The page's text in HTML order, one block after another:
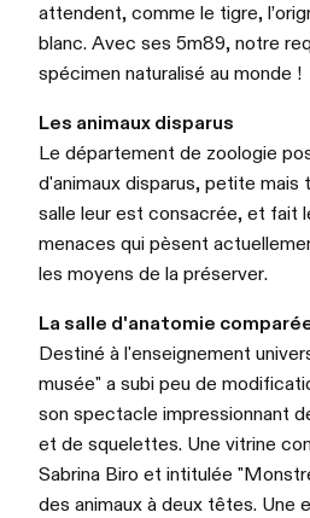
attendent, comme le tigre,
blanc. Avec ses 5m89, notre
spécimen naturalisé au monde !
Les animaux disparus
Le département de zoologie
d'animaux disparus, petite mais
salle leur est consacrée, et fait
menaces qui pèsent
les moyens de la préserver.
La salle d'anatomie
Destiné à l'enseignement
musée" a subi peu de
son spectacle impressionnant
et de squelettes. Une vitrine
Sabrina Biro et intitulée
des animaux à deux têtes. Une